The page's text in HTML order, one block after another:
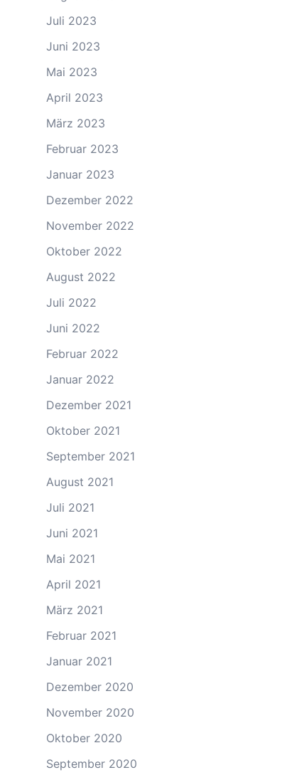
Juli 2023
Juni 2023
Mai 2023
April 2023
März 2023
Februar 2023
Januar 2023
Dezember 2022
November 2022
Oktober 2022
August 2022
Juli 2022
Juni 2022
Februar 2022
Januar 2022
Dezember 2021
Oktober 2021
September 2021
August 2021
Juli 2021
Juni 2021
Mai 2021
April 2021
März 2021
Februar 2021
Januar 2021
Dezember 2020
November 2020
Oktober 2020
September 2020